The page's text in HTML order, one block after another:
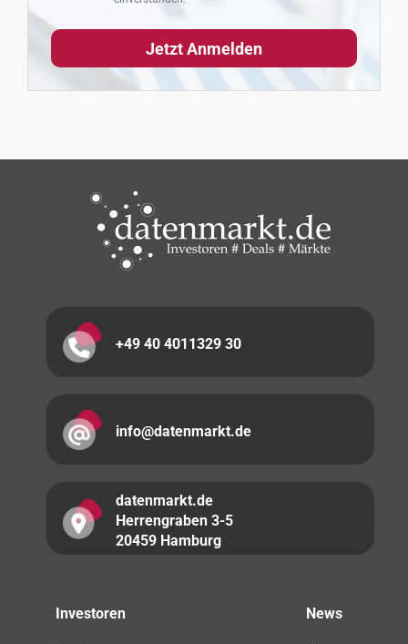
+49 40 4011329 30
info@datenmarkt.de
datenmarkt.de
Herrengraben 3-5
20459 Hamburg
Investoren News